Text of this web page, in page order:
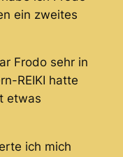
ein zweites
Frodo sehr in
REIKI hatte
etwas
ich mich